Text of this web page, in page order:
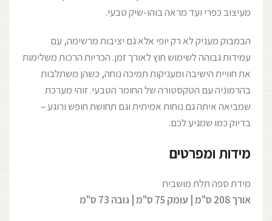
מעיצוב כפרי ועד מראה בוהו-שיק טבעי.
הבמבוק מעניק לא רק יופי אלא גם יציבות מרשימה, עם
עמידות גבוהה לשימוש חוץ לאורך זמן. הכריות הרכות משלימות
את חוויית הישיבה ומעניקות תמיכה נוחה, כשהן משתלבות
בהרמוניה עם הטקסטורה של החומר הטבעי. זוהי מערכת
שמביאה איתה גם נוחות אמיתית וגם תחושת חופש ורוגע –
בדיוק כמו שמגיע לכם.
מידות ומפרטים
מידת ספה תלת מושבית
אורך 208 ס"מ | עומק 75 ס"מ | גובה 73 ס"מ